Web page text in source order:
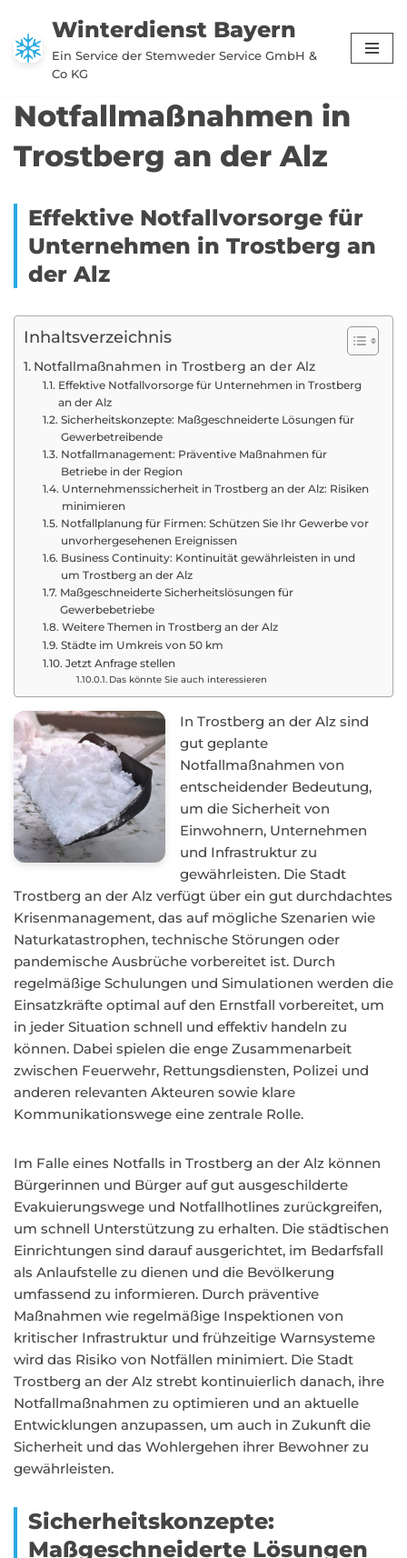
Zum
Inhalt
Winterdienst Bayern
Ein Service der Stemweder Service GmbH &
Co KG
Notfallmaßnahmen in
Trostberg an der Alz
Effektive Notfallvorsorge für
Unternehmen in Trostberg an
der Alz
Inhaltsverzeichnis
Notfallmaßnahmen in Trostberg an der Alz
Effektive Notfallvorsorge für Unternehmen in Trostberg
an der Alz
Sicherheitskonzepte: Maßgeschneiderte Lösungen für
Gewerbetreibende
Notfallmanagement: Präventive Maßnahmen für
Betriebe in der Region
Unternehmenssicherheit in Trostberg an der Alz: Risiken
minimieren
Notfallplanung für Firmen: Schützen Sie Ihr Gewerbe vor
unvorhergesehenen Ereignissen
Business Continuity: Kontinuität gewährleisten in und
um Trostberg an der Alz
Maßgeschneiderte Sicherheitslösungen für
Gewerbebetriebe
Weitere Themen in Trostberg an der Alz
Städte im Umkreis von 50 km
Jetzt Anfrage stellen
Das könnte Sie auch interessieren
In Trostberg an der Alz sind
gut geplante
Notfallmaßnahmen von
entscheidender Bedeutung,
um die Sicherheit von
Einwohnern, Unternehmen
und Infrastruktur zu
gewährleisten. Die Stadt
Trostberg an der Alz verfügt über ein gut durchdachtes
Krisenmanagement, das auf mögliche Szenarien wie
Naturkatastrophen, technische Störungen oder
pandemische Ausbrüche vorbereitet ist. Durch
regelmäßige Schulungen und Simulationen werden die
Einsatzkräfte optimal auf den Ernstfall vorbereitet, um
in jeder Situation schnell und effektiv handeln zu
können. Dabei spielen die enge Zusammenarbeit
zwischen Feuerwehr, Rettungsdiensten, Polizei und
anderen relevanten Akteuren sowie klare
Kommunikationswege eine zentrale Rolle.
Im Falle eines Notfalls in Trostberg an der Alz können
Bürgerinnen und Bürger auf gut ausgeschilderte
Evakuierungswege und Notfallhotlines zurückgreifen,
um schnell Unterstützung zu erhalten. Die städtischen
Einrichtungen sind darauf ausgerichtet, im Bedarfsfall
als Anlaufstelle zu dienen und die Bevölkerung
umfassend zu informieren. Durch präventive
Maßnahmen wie regelmäßige Inspektionen von
kritischer Infrastruktur und frühzeitige Warnsysteme
wird das Risiko von Notfällen minimiert. Die Stadt
Trostberg an der Alz strebt kontinuierlich danach, ihre
Notfallmaßnahmen zu optimieren und an aktuelle
Entwicklungen anzupassen, um auch in Zukunft die
Sicherheit und das Wohlergehen ihrer Bewohner zu
gewährleisten.
Sicherheitskonzepte:
Maßgeschneiderte Lösungen